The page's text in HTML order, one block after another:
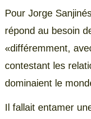
Pour Jorge
répond au besoin
«différemment,
contestant les
dominaient le
Il fallait entamer